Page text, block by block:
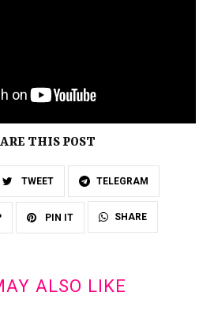
THIS POST
TWEET TELEGRAM
PIN IT SHARE
ALSO LIKE